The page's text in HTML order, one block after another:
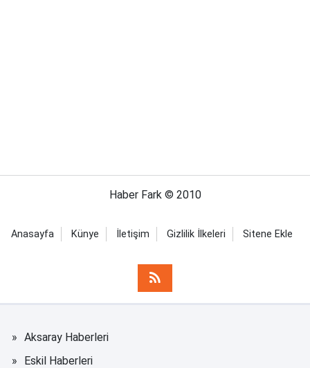
Haber Fark © 2010
Anasayfa Künye İletişim Gizlilik İlkeleri Sitene Ekle
Aksaray Haberleri
Eskil Haberleri